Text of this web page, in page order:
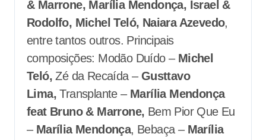
& Marrone, Marília Mendonça, Israel &
Rodolfo, Michel Teló, Naiara Azevedo,
entre tantos outros. Principais
composições: Modão Duído –Michel
Teló, Zé da Recaída – Gusttavo
Lima, Transplante –Marília Mendonça
feat Bruno & Marrone, Bem Pior Que Eu
– Marília Mendonça, Bebaça – Marília